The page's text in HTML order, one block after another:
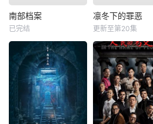
南部档案
已完结
凛冬下的罪恶
更新至第20集